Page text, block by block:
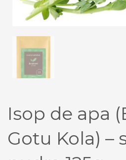
Isop de apa
Gotu Kola)